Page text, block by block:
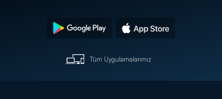
Tüm Uygulamalarımız